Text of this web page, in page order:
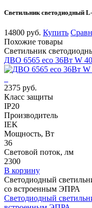
Светильник светодиодный
14800 руб. Купить
Похожие товары
Светильник
ДВО 6565 eco 36Вт W
2375 руб.
Класс защиты
IP20
Производитель
IEK
Мощность, Вт
36
Световой поток, лм
2300
В корзину
Светодиодный
со встроенным ЭПРА
Светодиодный